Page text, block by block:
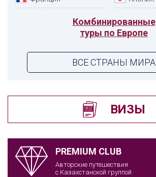
Комбинированные
туры по Европе
ВСЕ СТРАНЫ МИРА
ВИЗЫ
PREMIUM CLUB
Авторские путешествия
с Казахстанской группой